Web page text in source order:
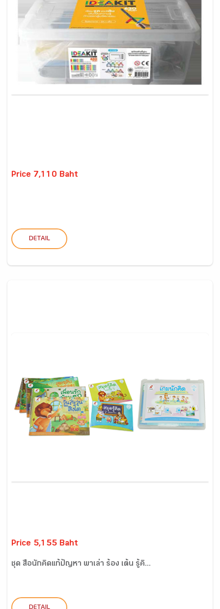
Price 7,110 Baht
DETAIL
Price 5,155 Baht
ชุด สื่อนักคิดแก้ปัญหา พาเล่า ร้อง เต้น รู้คิ...